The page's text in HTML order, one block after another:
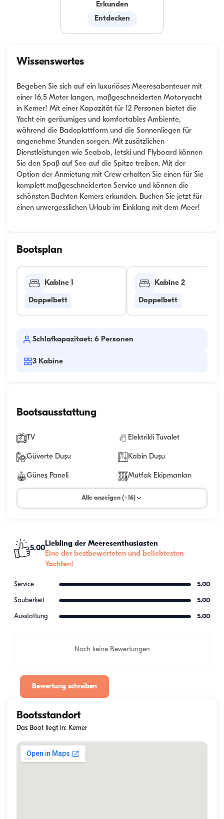
Erkunden
Entdecken
Wissenswertes
Begeben Sie sich auf ein luxuriöses Meeresabenteuer mit
einer 16,5 Meter langen, maßgeschneiderten Motoryacht
in Kemer! Mit einer Kapazität für 12 Personen bietet die
Yacht ein geräumiges und komfortables Ambiente,
während die Badeplattform und die Sonnenliegen für
angenehme Stunden sorgen. Mit zusätzlichen
Dienstleistungen wie Seabob, Jetski und Flyboard können
Sie den Spaß auf See auf die Spitze treiben. Mit der
Option der Anmietung mit Crew erhalten Sie einen für Sie
komplett maßgeschneiderten Service und können die
schönsten Buchten Kemers erkunden. Buchen Sie jetzt für
einen unvergesslichen Urlaub im Einklang mit dem Meer!
Bootsplan
Kabine 1
Doppelbett
Kabine 2
Doppelbett
Schlafkapazitaet: 6 Personen
3 Kabine
Bootsausstattung
TV Elektrikli Tuvalet
Güverte Duşu Kabin Duşu
Güneş Paneli Mutfak Ekipmanları
Alle anzeigen (+16)
5.00
Liebling der Meeresenthusiasten
Eine der bestbewerteten und beliebtesten
Yachten!
Service 5.00
Sauberkeit 5.00
Ausstattung 5.00
Noch keine Bewertungen
Bewertung schreiben
Bootsstandort
Das Boot liegt in: Kemer